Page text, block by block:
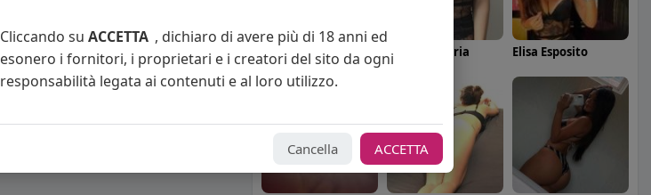
Angelica Cattaneo callmevittoria Elisa Esposito
Cliccando su ACCETTA , dichiaro di avere più di 18 anni ed
esonero i fornitori, i proprietari e i creatori del sito da ogni
responsabilità legata ai contenuti e al loro utilizzo.
Cancella ACCETTA